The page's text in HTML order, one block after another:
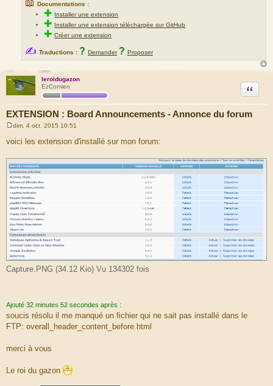
📖 Documentations :
✚ Installer une extension
✚ Installer une extension téléchargée sur GitHub
✚Créer une extension
✍ Traductions : ? Demander ? Proposer
leroidugazon
EzComien
EXTENSION : Board Announcements - Annonce du forum
Citation
e
s
a
g
e
dim. 4 oct. 2015 10:51
voici les extension d'installé sur mon forum:
Capture.PNG (34.12 Kio) Vu 134302 fois
Ajouté 32 minutes 52 secondes après :
soucis résolu il me manqué un fichier qui ne sait pas installé dans le
FTP: overall_header_content_before.html
merci à vous
Le roi du gazon